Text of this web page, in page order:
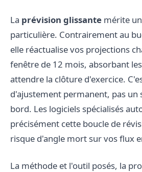
La prévision glissante mérite
particulière. Contrairement au
elle réactualise vos projections
fenêtre de 12 mois, absorbant
attendre la clôture d'exercice.
d'ajustement permanent, pas un
bord. Les logiciels spécialisés
précisément cette boucle de
risque d'angle mort sur vos flux
La méthode et l'outil posés, la